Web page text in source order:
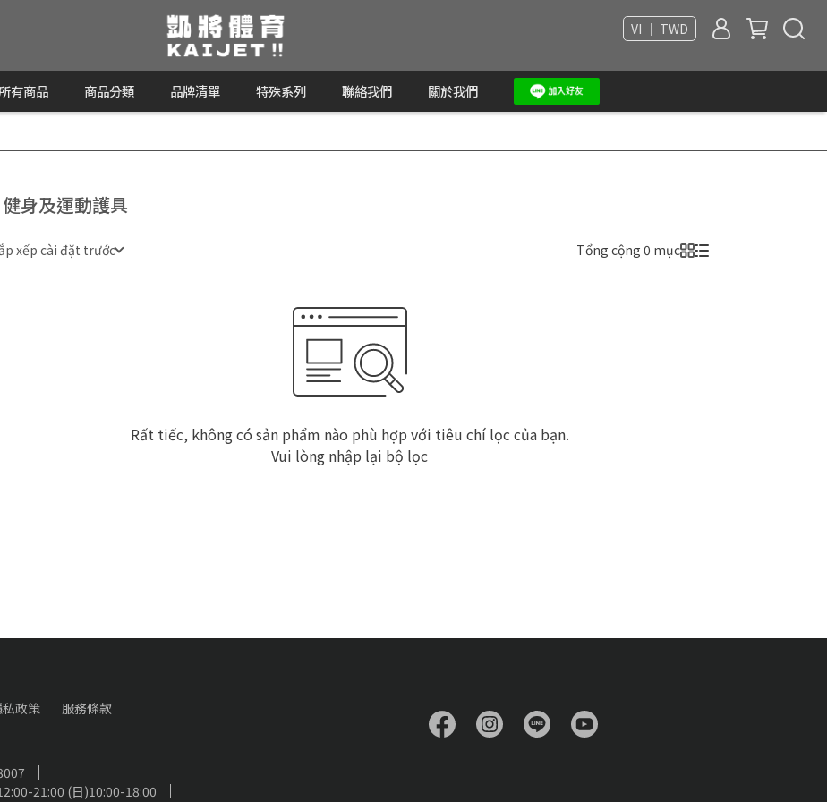
VI ｜ TWD
所有商品 商品分類 品牌清單 特殊系列 聯絡我們 關於我們
健身及運動護具
xếp cài đặt trước Tổng cộng 0 mục
Rất tiếc, không có sản phẩm nào phù hợp với tiêu chí lọc của bạn.
Vui lòng nhập lại bộ lọc
私政策 服務條款
21:00 (日)10:00-18:00